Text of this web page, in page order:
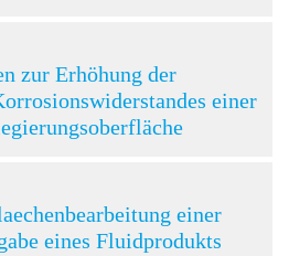
zur Erhöhung der
einer
einer
eines Fluidprodukts